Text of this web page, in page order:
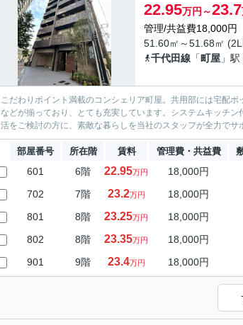
22.95万円～23.7
管理/共益費18,000円
51.60㎡～51.68㎡
千代田線 「町屋 」
こだわりポイント満載のコンシェリア町屋。共用部には宅配
などが揃っており、とても充実しています。システムキッチ
活をご検討の方に、素敵な暮らしを当社のスタッフが全力でサ
部屋番号 所在階 賃料 管理費・共益費
601 6階 22.95万円 18,000円
702 7階 23.2万円 18,000円
801 8階 23.25万円 18,000円
802 8階 23.35万円 18,000円
901 9階 23.4万円 18,000円